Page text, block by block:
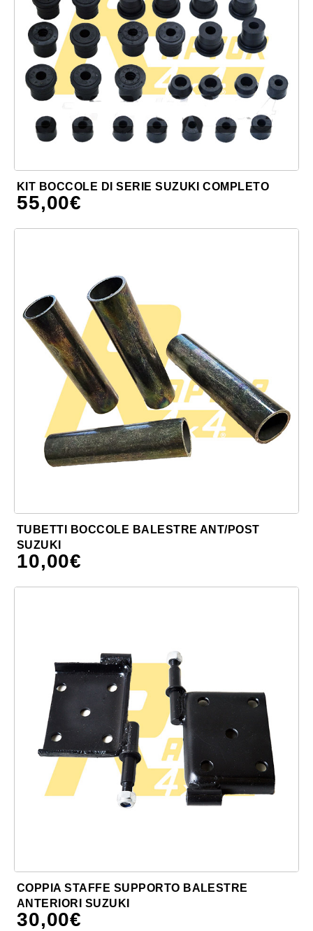
KIT BOCCOLE DI SERIE SUZUKI COMPLETO
55,00€
TUBETTI BOCCOLE BALESTRE ANT/POST
SUZUKI
10,00€
COPPIA STAFFE SUPPORTO BALESTRE
ANTERIORI SUZUKI
30,00€